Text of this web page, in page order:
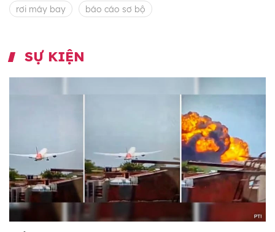
rơi máy bay báo cáo sơ bộ
SỰ KIỆN